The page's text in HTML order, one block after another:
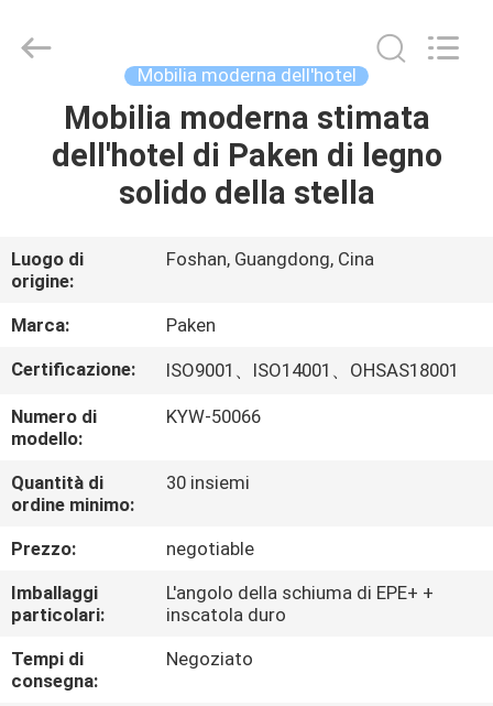
CASA
PRODOTTI
CIRCA
NOI
GIRO
DELLA
FABBRICA
CONTROLLO
DI
QUALITÀ
CONTATTICI
Mobilia moderna dell'hotel
Mobilia moderna stimata
dell'hotel di Paken di legno
solido della stella
Luogo di
origine:
Foshan, Guangdong, Cina
Marca:
Paken
Certificazione:
ISO9001、ISO14001、OHSAS18001
Numero di
modello:
KYW-50066
Quantità di
ordine minimo:
30 insiemi
Prezzo:
negotiable
Imballaggi
particolari:
L'angolo della schiuma di EPE+ +
inscatola duro
Tempi di
consegna:
Negoziato